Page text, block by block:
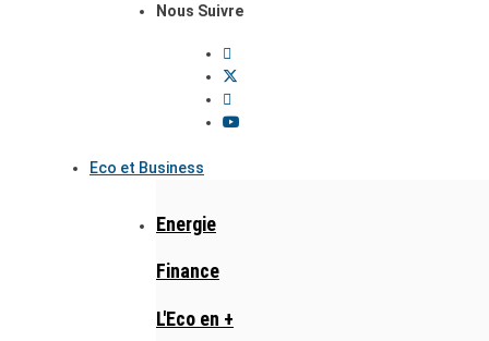
Nous Suivre
Eco et Business
Energie
Finance
L'Eco en +